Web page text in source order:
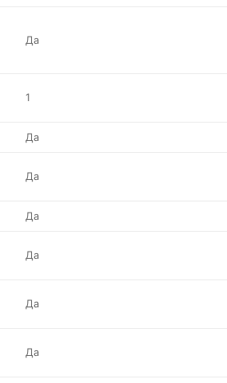
Да
1
Да
Да
Да
Да
Да
Да